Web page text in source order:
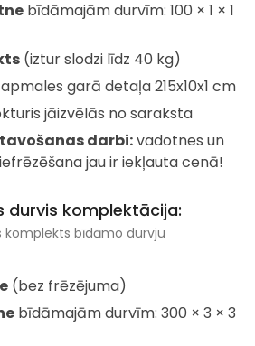
bīdāmajām durvīm: 100 × 1 × 1
(iztur slodzi līdz 40 kg)
garā detaļa 215x10x1 cm
jāizvēlās no saraksta
darbi:vadotnes un
jau ir iekļauta cenā!
durvis komplektācija:
komplekts bīdāmo durvju
(bez frēzējuma)
bīdāmajām durvīm: 300 × 3 × 3